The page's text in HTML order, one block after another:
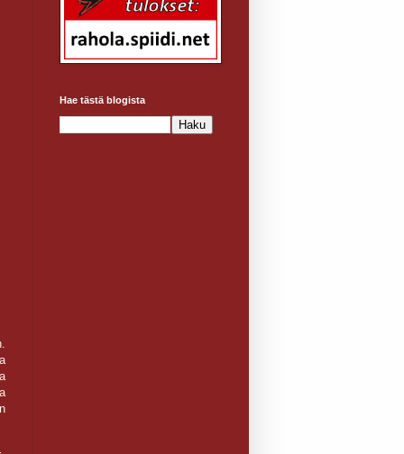
Hae tästä blogista